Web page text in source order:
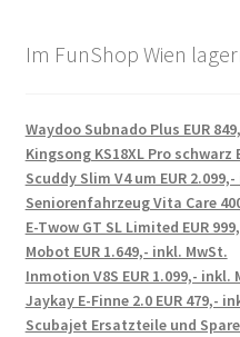
Im FunShop Wien
Waydoo Subnado Plus EUR
Kingsong KS18XL Pro schwarz
Scuddy Slim V4 um EUR
Seniorenfahrzeug Vita Care
E-Twow GT SL Limited EUR
Mobot EUR 1.649,- inkl. MwSt.
Inmotion V8S EUR 1.099,- inkl.
Jaykay E-Finne 2.0 EUR 479,-
Scubajet Ersatzteile und